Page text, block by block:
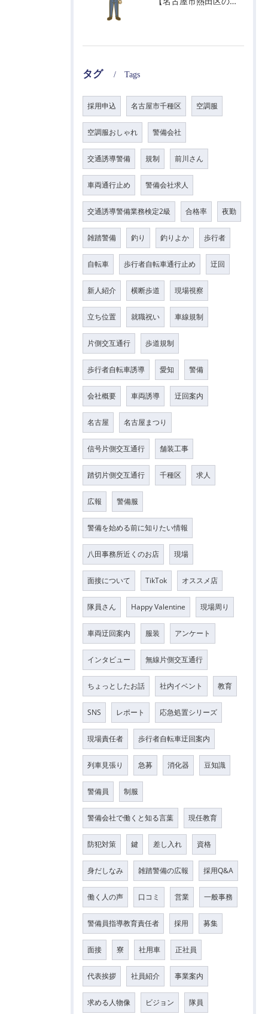
タグ Tags
採用申込 名古屋市千種区 空調服
空調服おしゃれ 警備会社
交通誘導警備 規制 前川さん
車両通行止め 警備会社求人
交通誘導警備業務検定2級 合格率 夜勤
雑踏警備 釣り 釣りよか 歩行者
自転車 歩行者自転車通行止め 迂回
新人紹介 横断歩道 現場視察
立ち位置 就職祝い 車線規制
片側交互通行 歩道規制
歩行者自転車誘導 愛知 警備
会社概要 車両誘導 迂回案内
名古屋 名古屋まつり
信号片側交互通行 舗装工事
踏切片側交互通行 千種区 求人
広報 警備服
警備を始める前に知りたい情報
八田事務所近くのお店 現場
面接について TikTok オススメ店
隊員さん Happy Valentine 現場周り
車両迂回案内 服装 アンケート
インタビュー 無線片側交互通行
ちょっとしたお話 社内イベント 教育
SNS レポート 応急処置シリーズ
現場責任者 歩行者自転車迂回案内
列車見張り 急募 消化器 豆知識
警備員 制服
警備会社で働くと知る言葉 現任教育
防犯対策 鍵 差し入れ 資格
身だしなみ 雑踏警備の広報 採用Q&A
働く人の声 口コミ 営業 一般事務
警備員指導教育責任者 採用 募集
面接 寮 社用車 正社員
代表挨拶 社員紹介 事業案内
求める人物像 ビジョン 隊員